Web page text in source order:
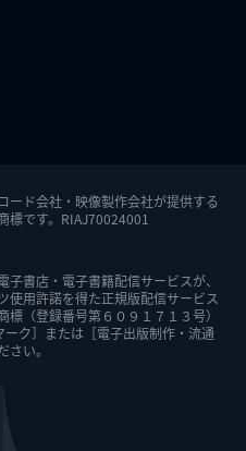
ード会社・映像製作会社が提供する
標です。RIAJ70024001
子書店・電子書籍配信サービスが、
使用許諾を得た正規版配信サービス
標（登録番号第６０９１７１３号）
ーク］または［電子出版制作・流通
い。